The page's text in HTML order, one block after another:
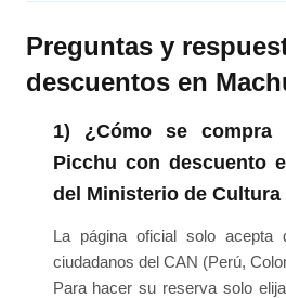
Preguntas y
descuentos en
1) ¿Cómo se compra
Picchu con descuento
del Ministerio de Cultura
La página oficial solo acepta
ciudadanos del CAN (Perú,
Para hacer su reserva solo